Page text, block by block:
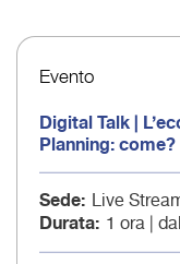
Evento
Digital Talk |
Planning: come?
Sede Live
Durata 1 ora |